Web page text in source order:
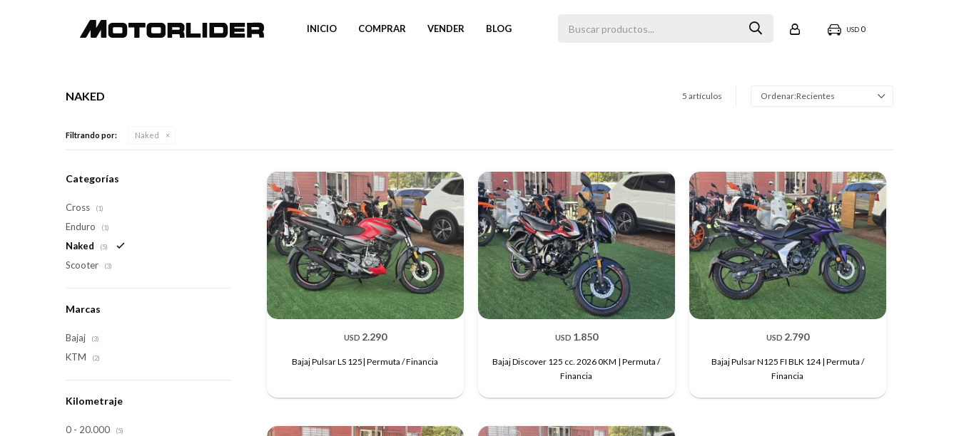
INICIO COMPRAR VENDER BLOG USD 0
NAKED 5 artículos Recientes
Filtrando por: Naked
USD 2.290
Bajaj Pulsar LS 125| Permuta / Financia
USD 1.850
Bajaj Discover 125 cc. 2026 0KM | Permuta /
Financia
USD 2.790
Bajaj Pulsar N125 FI BLK 124 | Permuta /
Financia
Categorías
Cross (1)
Enduro (1)
Naked (5)
Scooter (3)
Marcas
Bajaj (3)
KTM (2)
Kilometraje
0 - 20.000 (5)